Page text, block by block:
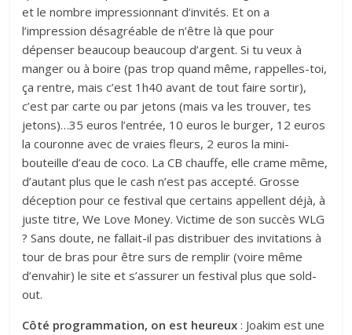
et le nombre impressionnant d’invités. Et on a
l’impression désagréable de n’être là que pour
dépenser beaucoup beaucoup d’argent. Si tu veux à
manger ou à boire (pas trop quand même, rappelles-toi,
ça rentre, mais c’est 1h40 avant de tout faire sortir),
c’est par carte ou par jetons (mais va les trouver, tes
jetons)…35 euros l’entrée, 10 euros le burger, 12 euros
la couronne avec de vraies fleurs, 2 euros la mini-
bouteille d’eau de coco. La CB chauffe, elle crame même,
d’autant plus que le cash n’est pas accepté. Grosse
déception pour ce festival que certains appellent déjà, à
juste titre, We Love Money. Victime de son succès WLG
? Sans doute, ne fallait-il pas distribuer des invitations à
tour de bras pour être surs de remplir (voire même
d’envahir) le site et s’assurer un festival plus que sold-
out.
Côté programmation, on est heureux : Joakim est une